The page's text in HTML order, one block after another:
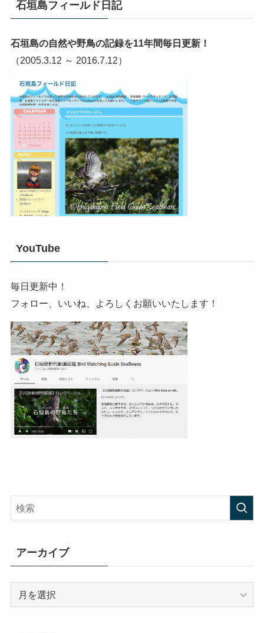
石垣島フィールド日記
石垣島の自然や野鳥の記録を11年間毎日更新！
（2005.3.12 ～ 2016.7.12）
YouTube
毎日更新中！
フォロー、いいね、よろしくお願いいたします！
アーカイブ